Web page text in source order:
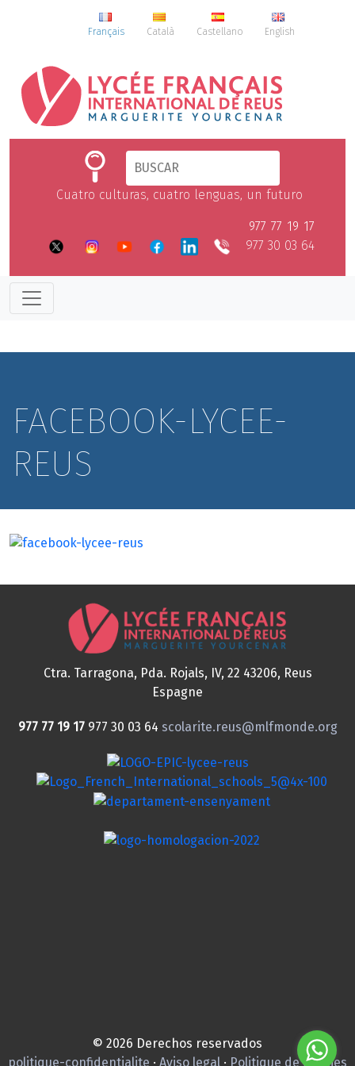
Français Català Castellano English
Cuatro culturas, cuatro lenguas, un futuro
977 77 19 17
977 30 03 64
FACEBOOK-LYCEE-
REUS
Ctra. Tarragona, Pda. Rojals, IV, 22 43206, Reus
Espagne
977 77 19 17 977 30 03 64 scolarite.reus@mlfmonde.org
© 2026 Derechos reservados
politique-confidentialite · Aviso legal · Politique de cookies